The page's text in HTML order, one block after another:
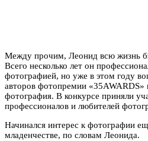
Между прочим, Леонид всю жизнь
Всего несколько лет он
фотографией, но уже в этом году
авторов фотопремии «35AWARDS»
фотография. В конкурсе приняли
профессионалов и любителей
Начинался интерес к фотографии
младенчестве, по словам Леонида.